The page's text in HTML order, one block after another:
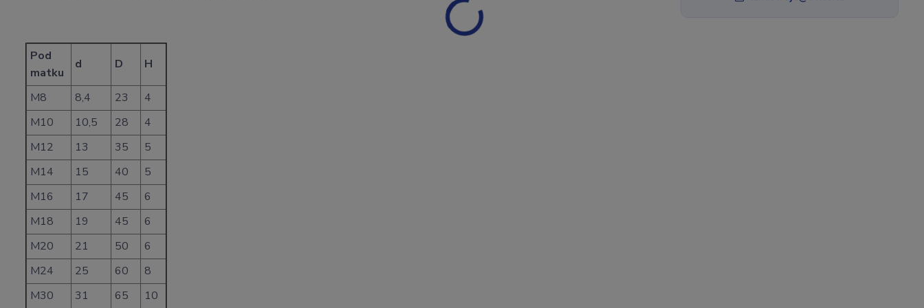
Pod
matku
d D H
M8 8,4 23
4
M10
10,5 28
4
M12
13 35
5
M14
15 40
5
M16
17 45
6
M18
19 45
6
M20
21 50
6
M24
25 60
8
M30
31 65 10